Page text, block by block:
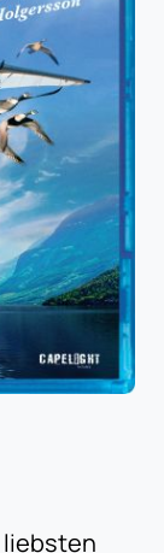
liebsten